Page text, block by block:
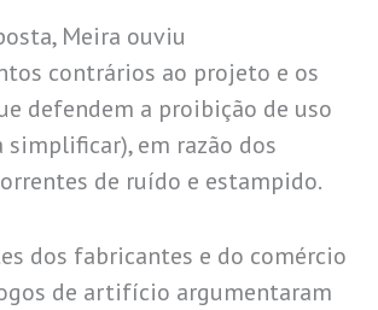
Meira ouviu
contrários ao projeto e os
defendem a proibição de uso
simplificar), em razão dos
de ruído e estampido.
dos fabricantes e do comércio
de artifício argumentaram